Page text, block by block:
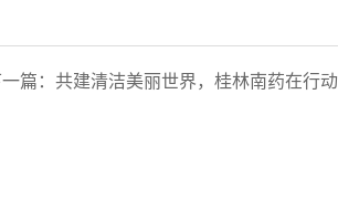
一篇： 共建清洁美丽世界，桂林南药在行动